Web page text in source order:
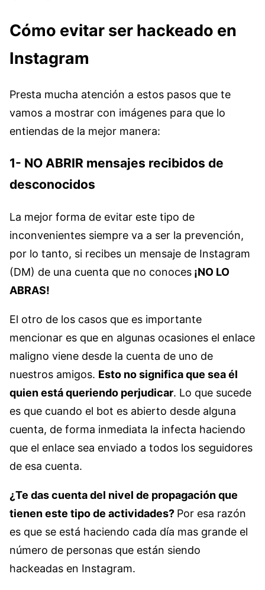
Cómo evitar ser hackeado en
Instagram
Presta mucha atención a estos pasos que te
vamos a mostrar con imágenes para que lo
entiendas de la mejor manera:
1- NO ABRIR mensajes recibidos de
desconocidos
La mejor forma de evitar este tipo de
inconvenientes siempre va a ser la prevención,
por lo tanto, si recibes un mensaje de Instagram
(DM) de una cuenta que no conoces ¡NO LO
ABRAS!
El otro de los casos que es importante
mencionar es que en algunas ocasiones el enlace
maligno viene desde la cuenta de uno de
nuestros amigos. Esto no significa que sea él
quien está queriendo perjudicar. Lo que sucede
es que cuando el bot es abierto desde alguna
cuenta, de forma inmediata la infecta haciendo
que el enlace sea enviado a todos los seguidores
de esa cuenta.
¿Te das cuenta del nivel de propagación que
tienen este tipo de actividades? Por esa razón
es que se está haciendo cada día mas grande el
número de personas que están siendo
hackeadas en Instagram.